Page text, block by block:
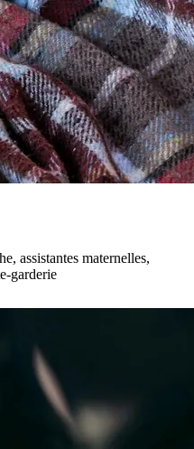
assistantes maternelles,
garderie